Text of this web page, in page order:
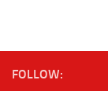
FOLLOW: